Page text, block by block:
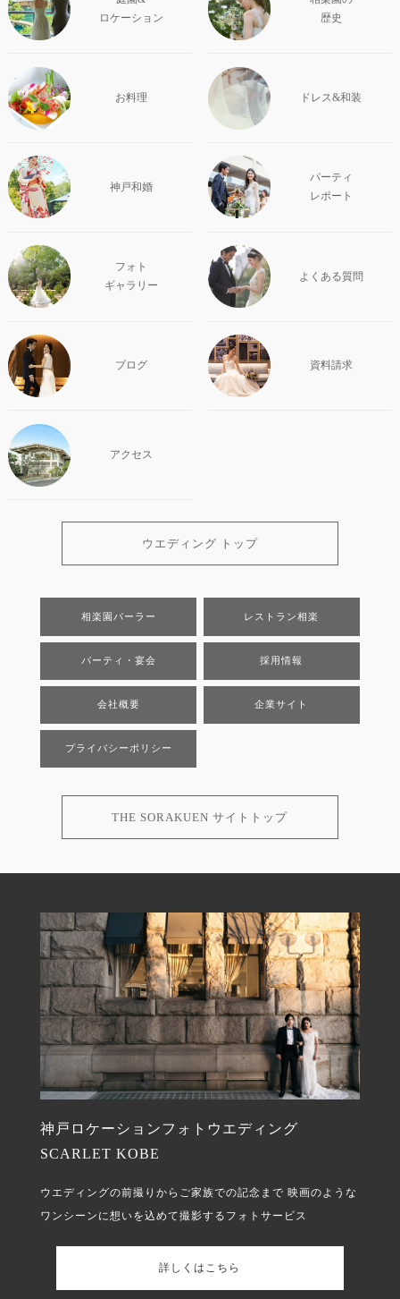
ロケーション
歴史
お料理 ドレス&和装
神戸和婚
パーティ
レポート
フォト
ギャラリー
よくある質問
ブログ 資料請求
アクセス
ウエディング トップ
相楽園パーラー レストラン相楽
パーティ・宴会 採用情報
会社概要 企業サイト
プライバシーポリシー
THE SORAKUEN サイトトップ
神戸ロケーションフォトウエディング
SCARLET KOBE
ウエディングの前撮りからご家族での記念まで 映画のような
ワンシーンに想いを込めて撮影するフォトサービス
詳しくはこちら